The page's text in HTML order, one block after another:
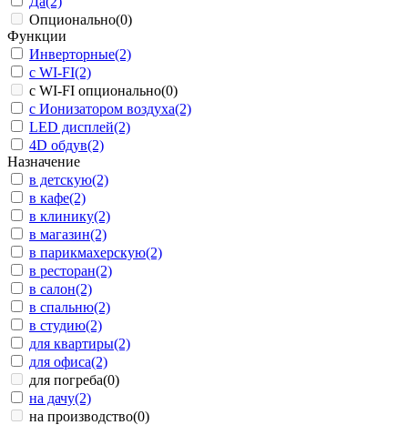
Опционально(0)
Функции
Инверторные(2)
с WI-FI(2)
с WI-FI опционально(0)
с Ионизатором воздуха(2)
LED дисплей(2)
4D обдув(2)
Назначение
в детскую(2)
в кафе(2)
в клинику(2)
в магазин(2)
в парикмахерскую(2)
в ресторан(2)
в салон(2)
в спальню(2)
в студию(2)
для квартиры(2)
для офиса(2)
для погреба(0)
на дачу(2)
на производство(0)